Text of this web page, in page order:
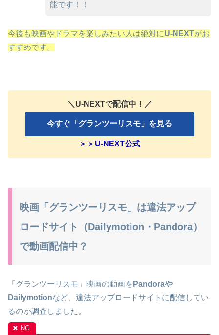
能です！！
今後も映画やドラマを楽しみたい人は絶対にU-NEXTがお
すすめです。
＼U-NEXTで配信中！／
今すぐ「グランツーリスモ」を見る
＞＞U-NEXT公式
映画「グランツーリスモ」は違法アップ
ロードサイト（Dailymotion・Pandora）
で動画配信中？
「グランツーリスモ」映画の動画を Pandoraや
Dailymotionなど、違法アップロードサイトに配信してい
るのか調査しました。